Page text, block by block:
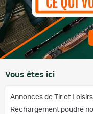
Vous êtes ici
Annonces de Tir et Loisirs
Rechargement poudre